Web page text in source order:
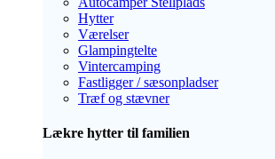
Hytter
Værelser
Glampingtelte
Vintercamping
Fastligger / sæsonpladser
Træf og stævner
Lækre hytter til familien